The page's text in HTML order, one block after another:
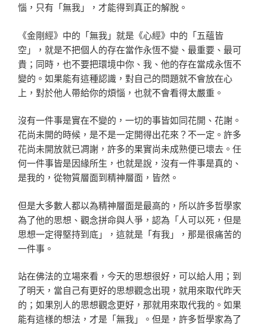
惱，只有「無我」，才能得到真正的解脫。
《金剛經》中的「無我」就是《心經》中的「五蘊皆
空」，就是不把個人的存在當作永恆不變、最重要、最可
貴；同時，也不要把環境中你、我、他的存在當成永恆不
變的。如果能有這種認識，對自己的問題就不會放在心
上，對於他人帶給你的煩惱，也就不會看得太嚴重。
沒有一件事是實在不變的，一切的事皆如同花開、花謝。
花尚未開的時候，是不是一定開得出花來？不一定。許多
花尚未開放就已凋謝，許多的果實尚未成熟便已壞去。任
何一件事皆是因緣所生，也就是說，沒有一件事是真的、
是我的，從物質層面到精神層面，皆然。
但是大多數人都以為精神層面是最高的，所以許多哲學家
為了他的思想、觀念拼命與人爭，認為「人可以死，但是
思想一定得堅持到底」，這就是「有我」，那是很痛苦的
一件事。
站在佛法的立場來看，今天的思想很好，可以給人用；到
了明天，當自己有更好的思想觀念出現，就用來取代昨天
的；如果別人的思想觀念更好，那就用來取代我的。如果
能有這樣的想法，才是「無我」。但是，許多哲學家為了